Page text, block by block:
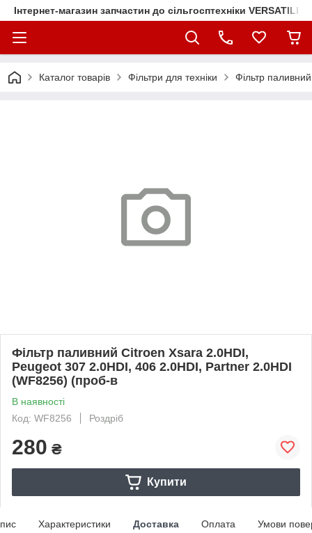
Інтернет-магазин запчастин до сільгосптехніки VERSATILE
Каталог товарів Фільтри для техніки Фільтр
Фільтр паливний Citroen Xsara 2.0HDI,
Peugeot 307 2.0HDI, 406 2.0HDI, Partner 2.0HDI
(WF8256) (проб-в
В наявності
Код: WF8256
Роздріб
280 ₴
Купити
Характеристики Доставка Оплата Умови